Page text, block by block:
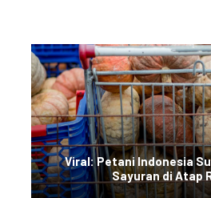
Viral: Petani Indonesia
Sayuran di Atap